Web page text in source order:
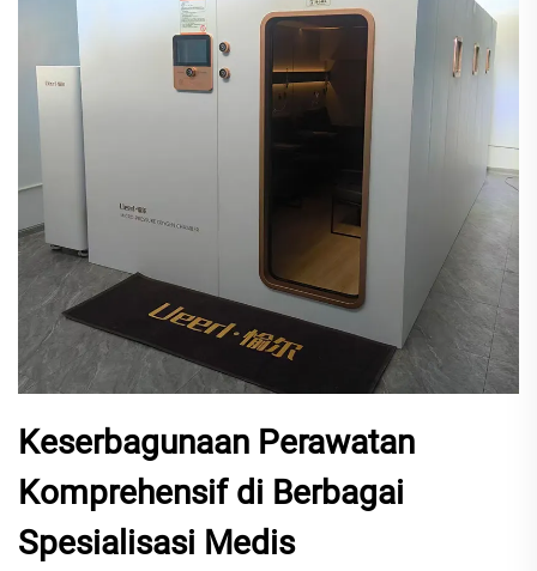
Keserbagunaan Perawatan
Komprehensif di Berbagai
Spesialisasi Medis